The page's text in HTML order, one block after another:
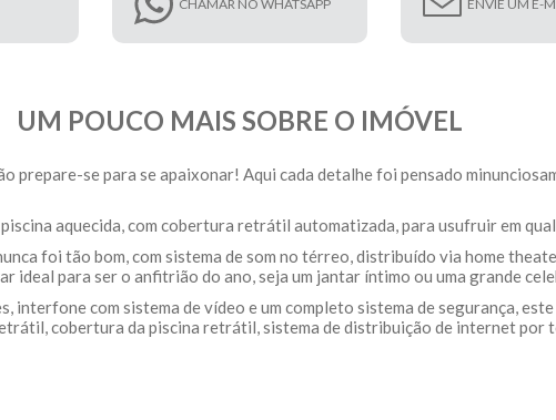
CHAMAR NO WHATSAPP ENVIE UM E-
UM POUCO MAIS SOBRE O IMÓVEL
prepare-se para se apaixonar! Aqui cada detalhe foi pensado
aquecida, com cobertura retrátil automatizada, para usufruir em
foi tão bom, com sistema de som no térreo, distribuído via home
ideal para ser o anfitrião do ano, seja um jantar íntimo ou uma grande
interfone com sistema de vídeo e um completo sistema de segurança,
cobertura da piscina retrátil, sistema de distribuição de internet por